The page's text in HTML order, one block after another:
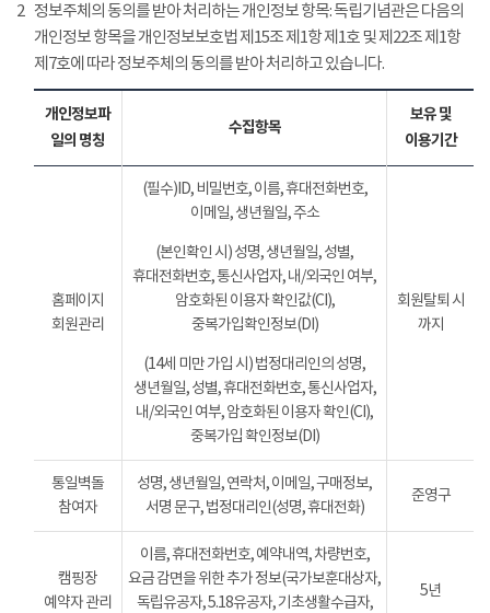
2 정보주체의 동의를 받아 처리하는 개인정보 항목: 독립기념관은 다음의
개인정보 항목을 개인정보보호법 제15조 제1항 제1호 및 제22조 제1항
제7호에 따라 정보주체의 동의를 받아 처리하고 있습니다.
개인정보파
일의 명칭
수집항목
보유 및
이용기간
홈페이지
회원관리
(필수)ID, 비밀번호, 이름, 휴대전화번호,
이메일, 생년월일, 주소
(본인확인 시) 성명, 생년월일, 성별,
휴대전화번호, 통신사업자, 내/외국인 여부,
암호화된 이용자 확인값(CI),
중복가입확인정보(DI)
(14세 미만 가입 시) 법정대리인의 성명,
생년월일, 성별, 휴대전화번호, 통신사업자,
내/외국인 여부, 암호화된 이용자 확인(CI),
중복가입 확인정보(DI)
회원탈퇴 시
까지
통일벽돌
참여자
성명, 생년월일, 연락처, 이메일, 구매정보,
서명 문구, 법정대리인(성명, 휴대전화)
준영구
캠핑장
예약자 관리
이름, 휴대전화번호, 예약내역, 차량번호,
요금 감면을 위한 추가 정보(국가보훈대상자,
독립유공자, 5.18유공자, 기초생활수급자,
5년